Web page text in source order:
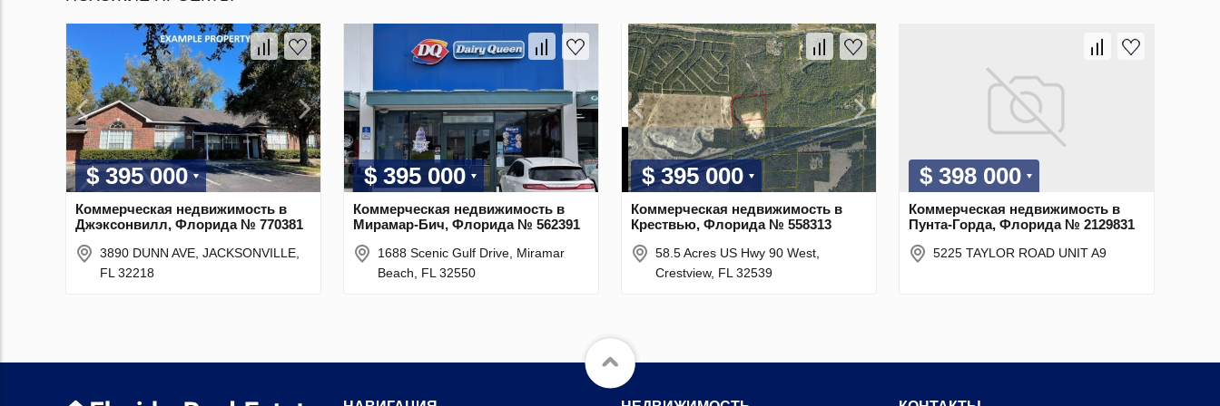
$ 395 000
Коммерческая недвижимость в
Джэксонвилл, Флорида № 770381
3890 DUNN AVE, JACKSONVILLE,
FL 32218
$ 395 000
Коммерческая недвижимость в
Мирамар-Бич, Флорида № 562391
1688 Scenic Gulf Drive, Miramar
Beach, FL 32550
$ 395 000
Коммерческая недвижимость в
Крествью, Флорида № 558313
58.5 Acres US Hwy 90 West,
Crestview, FL 32539
$ 398 000
Коммерческая недвижимость в
Пунта-Горда, Флорида № 2129831
5225 TAYLOR ROAD UNIT A9